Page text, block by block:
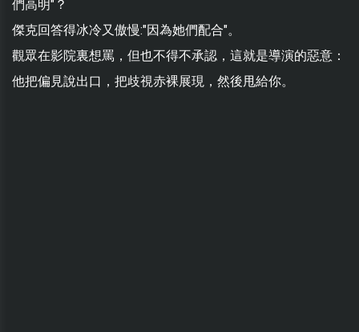
們高明"？
傑克回答得冰冷又傲慢:"因為她們配合"。
觀眾在影院裏想罵，但也不得不承認，這就是導演的惡意：
他把偏見說出口，把歧視赤裸展現，然後甩給你。